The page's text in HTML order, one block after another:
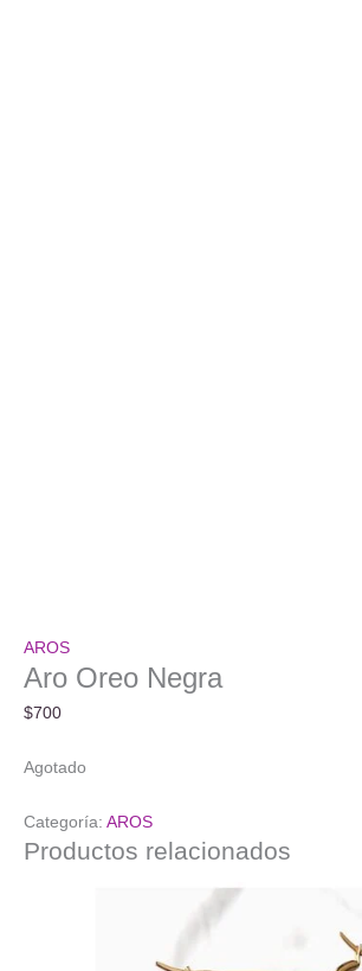
AROS
Aro Oreo Negra
$700
Agotado
Categoría: AROS
Productos relacionados